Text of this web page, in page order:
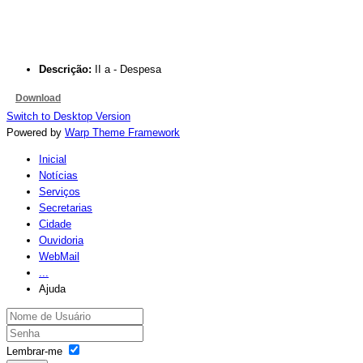
Descrição: II a - Despesa
Download
Switch to Desktop Version
Powered by Warp Theme Framework
Inicial
Notícias
Serviços
Secretarias
Cidade
Ouvidoria
WebMail
...
Ajuda
Lembrar-me